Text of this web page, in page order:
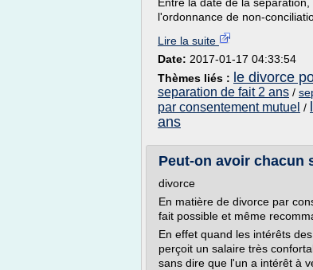
l'ordonnance de non-
Lire la suite
Date: 2017-01-17 04:33:54
Thèmes liés : le divorce
separation de fait 2 ans /
par consentement mutuel /
ans
Peut-on avoir chacun
divorce
En matière de divorce par
fait possible et même
En effet quand les intérêts
perçoit un salaire très
sans dire que l'un a intérêt à